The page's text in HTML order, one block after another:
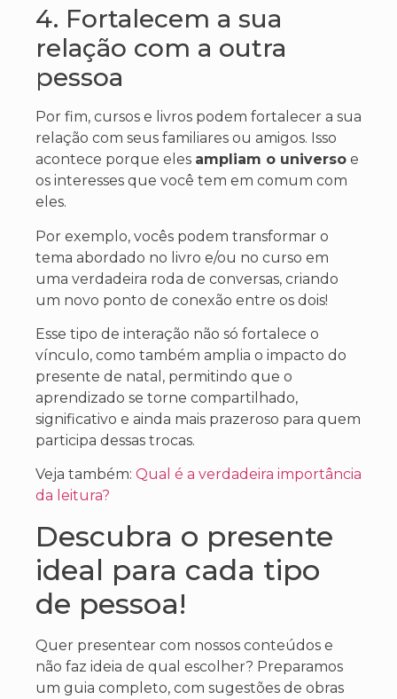
4. Fortalecem a sua
relação com a outra
pessoa
Por fim, cursos e livros podem fortalecer a sua
relação com seus familiares ou amigos. Isso
acontece porque eles ampliam o universo e
os interesses que você tem em comum com
eles.
Por exemplo, vocês podem transformar o
tema abordado no livro e/ou no curso em
uma verdadeira roda de conversas, criando
um novo ponto de conexão entre os dois!
Esse tipo de interação não só fortalece o
vínculo, como também amplia o impacto do
presente de natal, permitindo que o
aprendizado se torne compartilhado,
significativo e ainda mais prazeroso para quem
participa dessas trocas.
Veja também: Qual é a verdadeira importância
da leitura?
Descubra o presente
ideal para cada tipo
de pessoa!
Quer presentear com nossos conteúdos e
não faz ideia de qual escolher? Preparamos
um guia completo, com sugestões de obras